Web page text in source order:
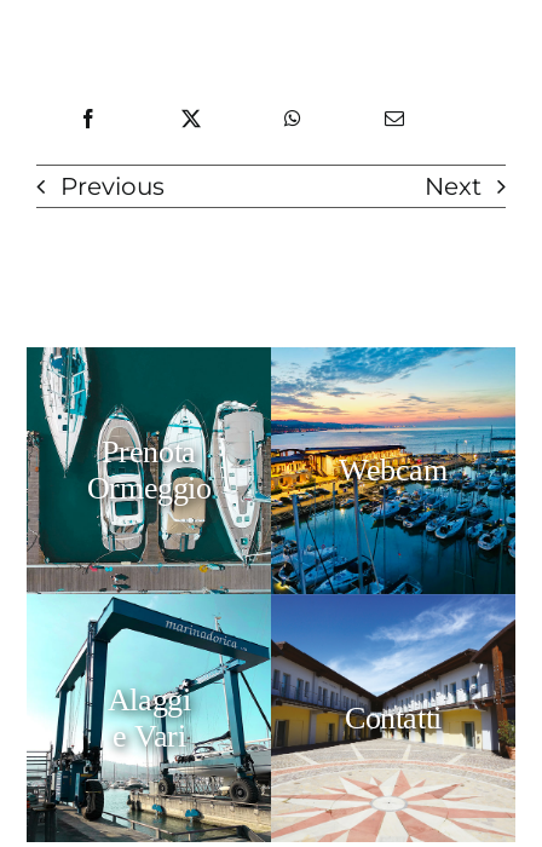
Previous Next
Prenota
Ormeggio
Webcam
Alaggi
e Vari
Contatti